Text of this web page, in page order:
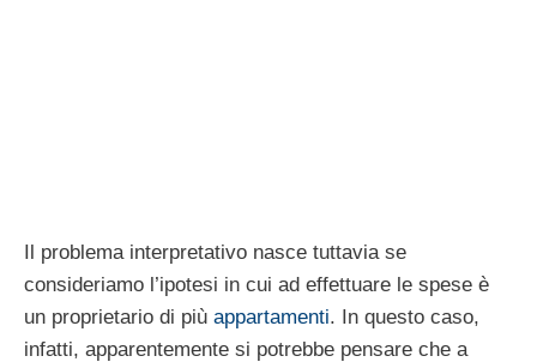
Il problema interpretativo nasce tuttavia se
consideriamo l’ipotesi in cui ad effettuare le spese è
un proprietario di più appartamenti. In questo caso,
infatti, apparentemente si potrebbe pensare che a